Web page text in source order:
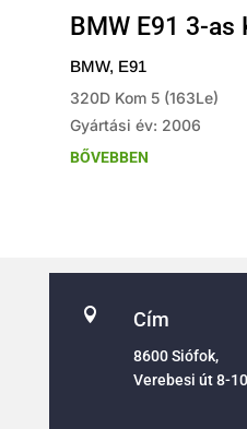
BMW E91 3-
BMW, E91
320D Kom 5 (163Le)
Gyártási év: 2006
BŐVEBBEN
 Cím
8600 Siófok,
Verebesi út 8-